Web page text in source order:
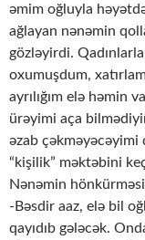
əmim oğluyla
ağlayan nənəmin
gözləyirdi.
oxumuşdum,
ayrılığım elə həmin
ürəyimi aça
əzab çəkməyəcəyimi
“kişilik” məktəbini
Nənəmin
-Bəsdir aaz, elə bil
qayıdıb gələcək.